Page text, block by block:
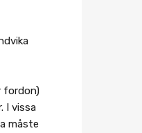
fordon)
I vissa
måste